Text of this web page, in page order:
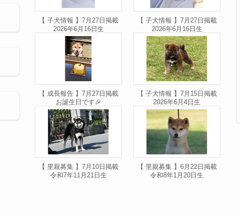
【 子犬情報 】7月27日掲載
2026年6月16日生
【 子犬情報 】7月27日掲載
2026年6月16日生
【 成長報告 】7月27日掲載
お誕生日です🎉
【 子犬情報 】7月15日掲載
2026年6月4日生
【 里親募集 】7月10日掲載
令和7年11月21日生
【 里親募集 】6月22日掲載
令和8年1月20日生